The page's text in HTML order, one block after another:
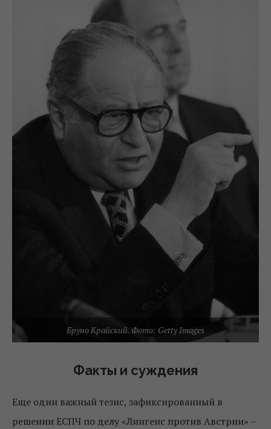
Бруно Крайский. Фото: Getty Images
Факты и суждения
Еще один важный тезис, зафиксированный в
решении ЕСПЧ по делу «Лингенс против Австрии» –